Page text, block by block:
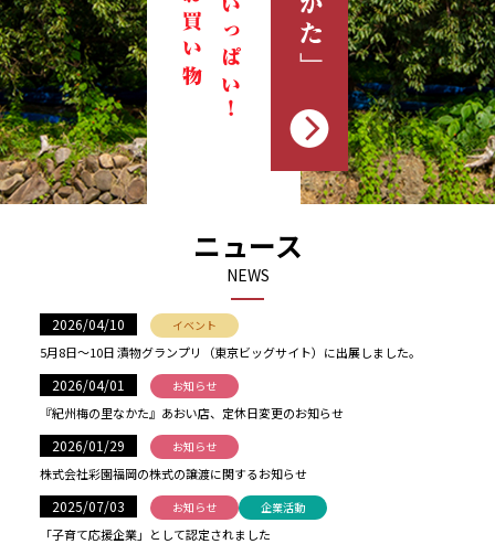
ニュース
NEWS
2026/04/10 イベント
5月8日〜10日 漬物グランプリ（東京ビッグサイト）に出展しました。
2026/04/01 お知らせ
『紀州梅の里なかた』あおい店、定休日変更のお知らせ
2026/01/29 お知らせ
株式会社彩園福岡の株式の譲渡に関するお知らせ
2025/07/03 お知らせ 企業活動
「子育て応援企業」として認定されました